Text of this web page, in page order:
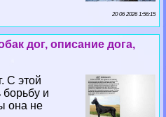
20 06 2026 1:56:15
дог, описание дога,
С этой
борьбу и
она не